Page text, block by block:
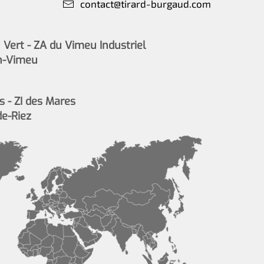
contact@tirard-burgaud.com
Vert - ZA du Vimeu Industriel
Vimeu
- ZI des Mares
Riez